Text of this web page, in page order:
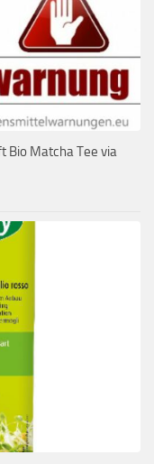
Bio Matcha Tee via